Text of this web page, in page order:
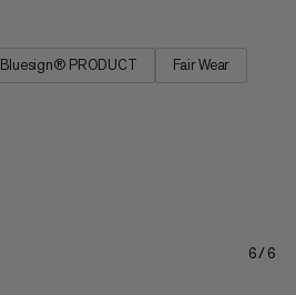
Bluesign® PRODUCT Fair Wear
6/6